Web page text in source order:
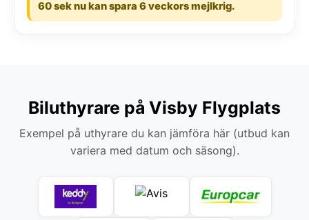
60 sek nu kan spara 6 veckors mejlkrig.
Biluthyrare på Visby Flygplats
Exempel på uthyrare du kan jämföra här (utbud kan
variera med datum och säsong).